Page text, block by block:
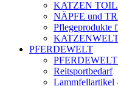
KATZEN
NÄPFE und
Pflegeprodukte
KATZENWELT
PFERDEWELT
PFERDEWELT
Reitsportbedarf
Lammfellartikel